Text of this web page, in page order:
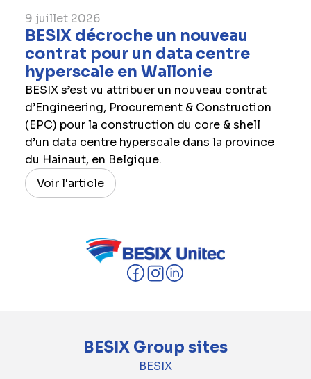
9 juillet 2026
BESIX décroche un nouveau
contrat pour un data centre
hyperscale en Wallonie
BESIX s’est vu attribuer un nouveau contrat
d’Engineering, Procurement & Construction
(EPC) pour la construction du core & shell
d’un data centre hyperscale dans la province
du Hainaut, en Belgique.
Voir l'article
BESIX Group sites
BESIX